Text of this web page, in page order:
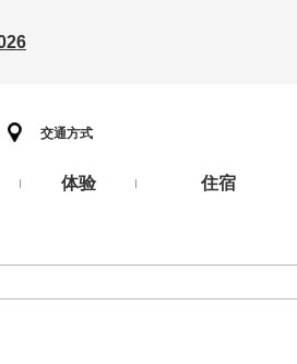
交通方式
体验 住宿